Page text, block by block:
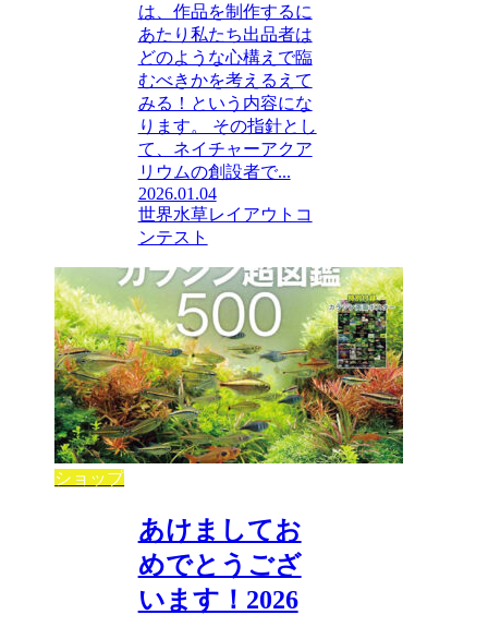
は、作品を制作するに
あたり私たち出品者は
どのような心構えで臨
むべきかを考えるえて
みる！という内容にな
ります。 その指針とし
て、ネイチャーアクア
リウムの創設者で...
2026.01.04
世界水草レイアウトコ
ンテスト
ショップ
あけましてお
めでとうござ
います！2026